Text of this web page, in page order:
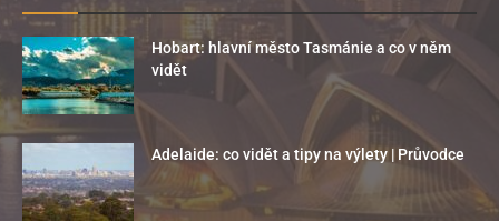
Hobart: hlavní město Tasmánie a co v něm
vidět
Adelaide: co vidět a tipy na výlety | Průvodce